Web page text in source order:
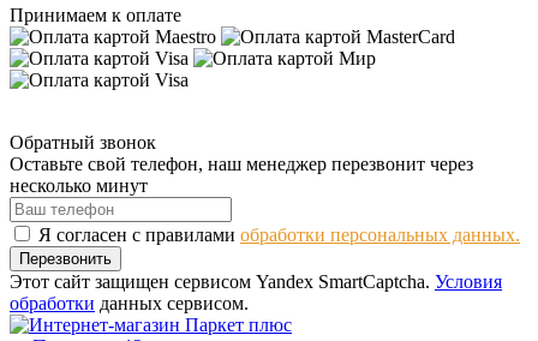
Принимаем к оплате
Обратный звонок
Оставьте свой телефон, наш менеджер перезвонит через
несколько минут
Я согласен с правилами обработки персональных данных.
Перезвонить
Этот сайт защищен сервисом Yandex SmartCaptcha. Условия
обработки данных сервисом.